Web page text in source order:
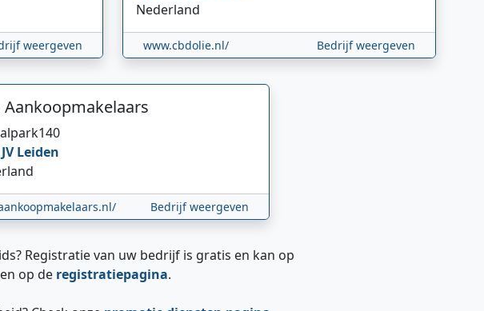
weergeven
Nederland
www.cbdolie.nl/ Bedrijf weergeven
Aankoopmakelaars
140
Leiden
Bedrijf weergeven
Registratie van uw bedrijf is gratis en kan op
op de registratiepagina.